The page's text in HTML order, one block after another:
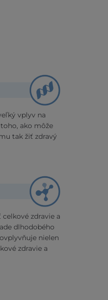
vplyv na
ako môže
tak žiť zdravý
zdravie a
dlhodobého
nielen
zdravie a